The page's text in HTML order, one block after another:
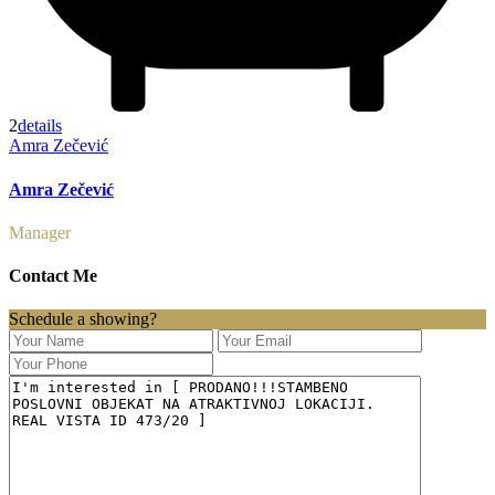
2details
Amra Zečević
Amra Zečević
Manager
Contact Me
Schedule a showing?